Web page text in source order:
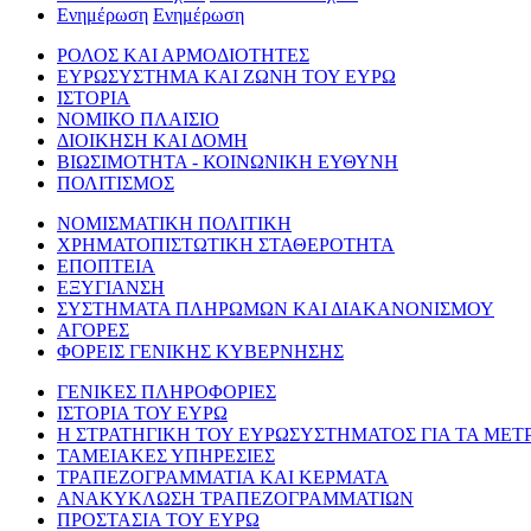
Ενημέρωση Ενημέρωση
ΡΟΛΟΣ ΚΑΙ ΑΡΜΟΔΙΟΤΗΤΕΣ
ΕΥΡΩΣΥΣΤΗΜΑ ΚΑΙ ΖΩΝΗ ΤΟΥ ΕΥΡΩ
ΙΣΤΟΡΙΑ
ΝΟΜΙΚΟ ΠΛΑΙΣΙΟ
ΔΙΟΙΚΗΣΗ ΚΑΙ ΔΟΜΗ
ΒΙΩΣΙΜΟΤΗΤΑ - ΚΟΙΝΩΝΙΚΗ ΕΥΘΥΝΗ
ΠΟΛΙΤΙΣΜΟΣ
ΝΟΜΙΣΜΑΤΙΚΗ ΠΟΛΙΤΙΚΗ
ΧΡΗΜΑΤΟΠΙΣΤΩΤΙΚΗ ΣΤΑΘΕΡΟΤΗΤΑ
ΕΠΟΠΤΕΙΑ
ΕΞΥΓΙΑΝΣΗ
ΣΥΣΤΗΜΑΤΑ ΠΛΗΡΩΜΩΝ ΚΑΙ ΔΙΑΚΑΝΟΝΙΣΜΟΥ
ΑΓΟΡΕΣ
ΦΟΡΕΙΣ ΓΕΝΙΚΗΣ ΚΥΒΕΡΝΗΣΗΣ
ΓΕΝΙΚΕΣ ΠΛΗΡΟΦΟΡΙΕΣ
ΙΣΤΟΡΙΑ ΤΟΥ ΕΥΡΩ
Η ΣΤΡΑΤΗΓΙΚΗ ΤΟΥ ΕΥΡΩΣΥΣΤΗΜΑΤΟΣ ΓΙΑ ΤΑ
ΤΑΜΕΙΑΚΕΣ ΥΠΗΡΕΣΙΕΣ
ΤΡΑΠΕΖΟΓΡΑΜΜΑΤΙΑ ΚΑΙ ΚΕΡΜΑΤΑ
ΑΝΑΚΥΚΛΩΣΗ ΤΡΑΠΕΖΟΓΡΑΜΜΑΤΙΩΝ
ΠΡΟΣΤΑΣΙΑ ΤΟΥ ΕΥΡΩ